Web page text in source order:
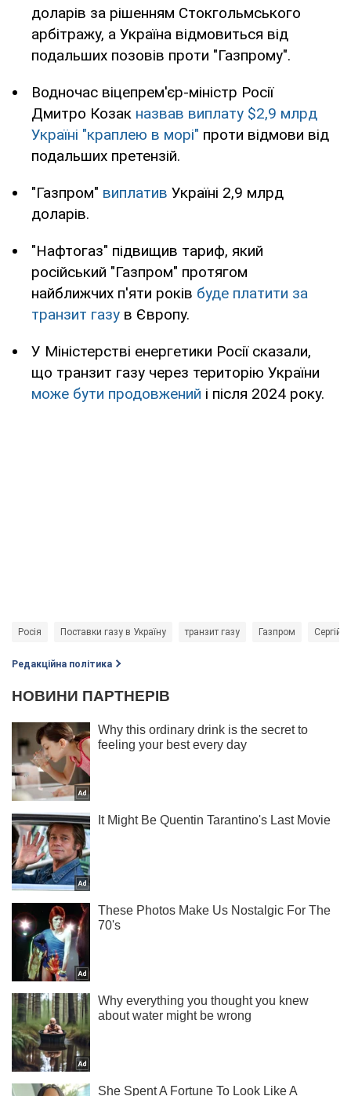
доларів за рішенням Стокгольмського
арбітражу, а Україна відмовиться від
подальших позовів проти "Газпрому".
Водночас віцепрем'єр-міністр Росії
Дмитро Козак назвав виплату $2,9 млрд
Україні "краплею в морі" проти відмови від
подальших претензій.
"Газпром" виплатив Україні 2,9 млрд
доларів.
"Нафтогаз" підвищив тариф, який
російський "Газпром" протягом
найближчих п'яти років буде платити за
транзит газу в Європу.
У Міністерстві енергетики Росії сказали,
що транзит газу через територію України
може бути продовжений і після 2024 року.
Росія Поставки газу в Україну транзит газу Газпром Cергій
Редакційна політика